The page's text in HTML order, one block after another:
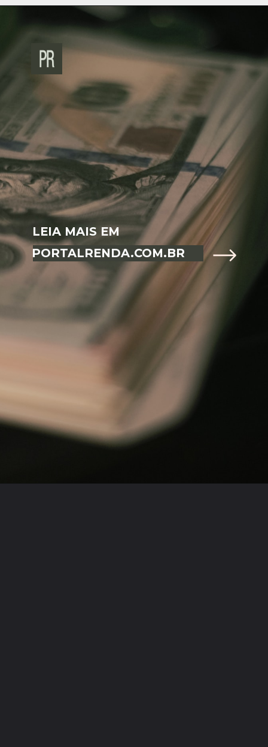
LEIA MAIS EM
PORTALRENDA.COM.BR